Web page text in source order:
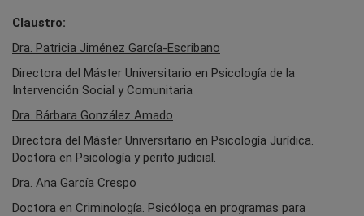
Claustro:
Dra. Patricia Jiménez García-Escribano
Directora del Máster Universitario en Psicología de la
Intervención Social y Comunitaria
Dra. Bárbara González Amado
Directora del Máster Universitario en Psicología Jurídica.
Doctora en Psicología y perito judicial.
Dra. Ana García Crespo
Doctora en Criminología. Psicóloga en programas para